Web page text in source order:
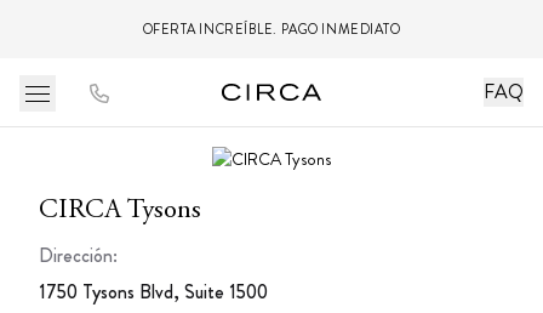
OFERTA INCREÍBLE. PAGO INMEDIATO
FAQ
CIRCA Tysons
Dirección:
1750 Tysons Blvd, Suite 1500